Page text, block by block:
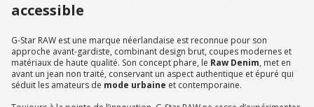
accessible
G-Star RAW est une marque néerlandaise est reconnue pour son
approche avant-gardiste, combinant design brut, coupes modernes et
matériaux de haute qualité. Son concept phare, le Raw Denim, met en
avant un jean non traité, conservant un aspect authentique et épuré qui
séduit les amateurs de mode urbaine et contemporaine.